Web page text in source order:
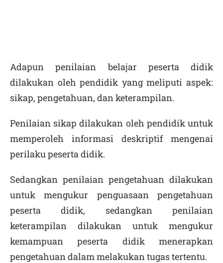
Adapun penilaian belajar peserta didik
dilakukan oleh pendidik yang meliputi aspek:
sikap, pengetahuan, dan keterampilan.
Penilaian sikap dilakukan oleh pendidik untuk
memperoleh informasi deskriptif mengenai
perilaku peserta didik.
Sedangkan penilaian pengetahuan dilakukan
untuk mengukur penguasaan pengetahuan
peserta didik, sedangkan penilaian
keterampilan dilakukan untuk mengukur
kemampuan peserta didik menerapkan
pengetahuan dalam melakukan tugas tertentu.